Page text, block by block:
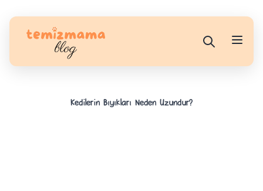
Kedilerin Bıyıkları Neden Uzundur?